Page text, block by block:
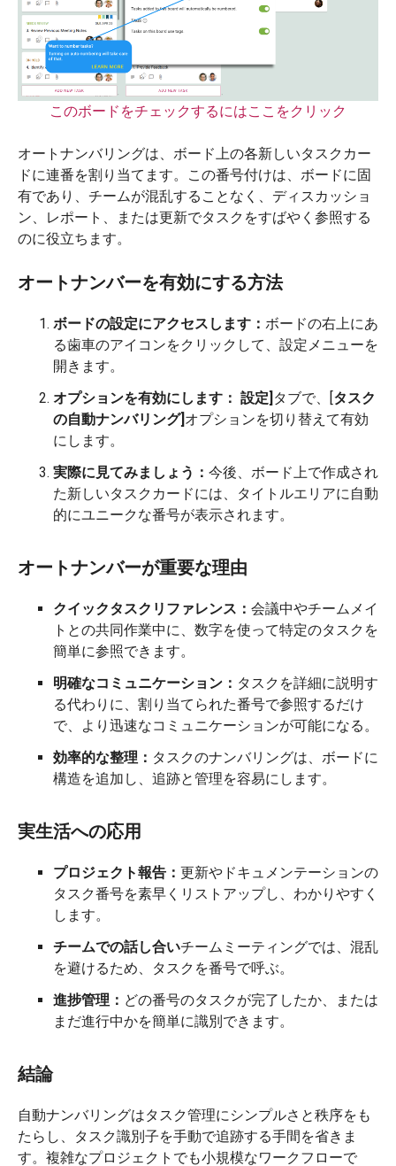
このボードをチェックするにはここをクリック
オートナンバリングは、ボード上の各新しいタスクカー
ドに連番を割り当てます。この番号付けは、ボードに固
有であり、チームが混乱することなく、ディスカッショ
ン、レポート、または更新でタスクをすばやく参照する
のに役立ちます。
オートナンバーを有効にする方法
ボードの設定にアクセスします： ボードの右上にあ
る歯車のアイコンをクリックして、設定メニューを
開きます。
オプションを有効にします： 設定] タブで、[タスク
の自動ナンバリング] オプションを切り替えて有効
にします。
実際に見てみましょう： 今後、ボード上で作成され
た新しいタスクカードには、タイトルエリアに自動
的にユニークな番号が表示されます。
オートナンバーが重要な理由
クイックタスクリファレンス： 会議中やチームメイ
トとの共同作業中に、数字を使って特定のタスクを
簡単に参照できます。
明確なコミュニケーション： タスクを詳細に説明す
る代わりに、割り当てられた番号で参照するだけ
で、より迅速なコミュニケーションが可能になる。
効率的な整理： タスクのナンバリングは、ボードに
構造を追加し、追跡と管理を容易にします。
実生活への応用
プロジェクト報告： 更新やドキュメンテーションの
タスク番号を素早くリストアップし、わかりやすく
します。
チームでの話し合いチームミーティングでは、混乱
を避けるため、タスクを番号で呼ぶ。
進捗管理： どの番号のタスクが完了したか、または
まだ進行中かを簡単に識別できます。
結論
自動ナンバリングはタスク管理にシンプルさと秩序をも
たらし、タスク識別子を手動で追跡する手間を省きま
す。複雑なプロジェクトでも小規模なワークフローで